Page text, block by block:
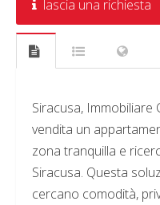
lascia una richiesta
Siracusa, Immobiliare
vendita un
zona tranquilla e
Siracusa. Questa
cercano comodità,